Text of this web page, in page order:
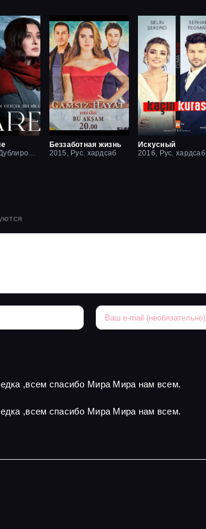
Беззаботная жизнь
2015, Рус. хардсаб
Искусный
2016, Рус. хардсаб
,всем спасибо Мира Мира нам всем.
,всем спасибо Мира Мира нам всем.